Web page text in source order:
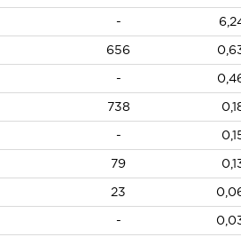
-
656
-
738
-
79
23
-